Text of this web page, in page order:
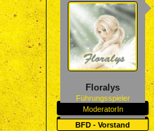
Floralys
Führungsspieler
ModeratorIn
BFD - Vorstand